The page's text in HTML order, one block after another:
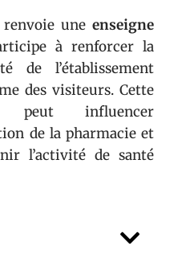
renvoie une enseigne
à renforcer la
de l’établissement
des visiteurs. Cette
peut influencer
de la pharmacie et
l’activité de santé